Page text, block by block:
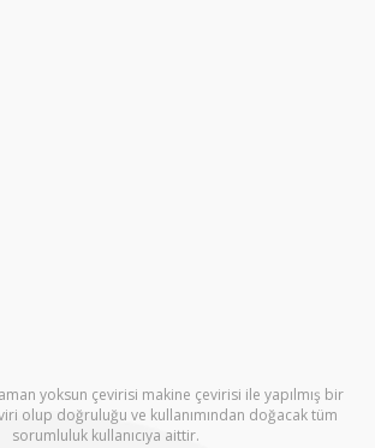
yoksun çevirisi makine çevirisi ile yapılmış bir
olup doğruluğu ve kullanımından doğacak tüm
sorumluluk kullanıcıya aittir.